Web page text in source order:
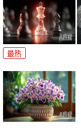
最热